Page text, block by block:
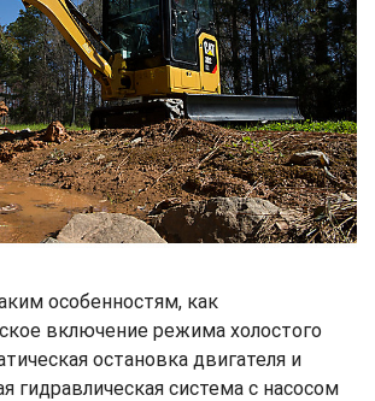
особенностям, как
включение режима холостого
остановка двигателя и
гидравлическая система с насосом